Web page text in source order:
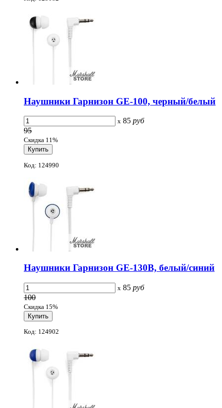
Наушники Гарнизон GE-100, черный/белый
x 85 руб
95
Скидка 11%
Код: 124990
Наушники Гарнизон GE-130B, белый/синий
x 85 руб
100
Скидка 15%
Код: 124902